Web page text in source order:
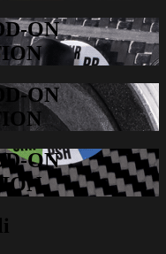
ON
ON
ON